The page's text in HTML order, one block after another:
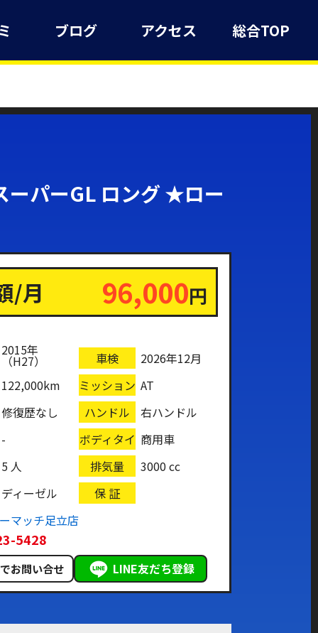
ブログ アクセス 総合TOP
ーパーGL ロング ★ロー
/月 96,000円
2015年
（H27） 車検
2026年12月
122,000km
ミッション AT
修復歴なし
ハンドル
右ハンドル
-
ボディタイ
プ
商用車
5 人
排気量
3000 cc
ディーゼル
保 証
マッチ足立店
5428
お問い合せ LINE友だち登録